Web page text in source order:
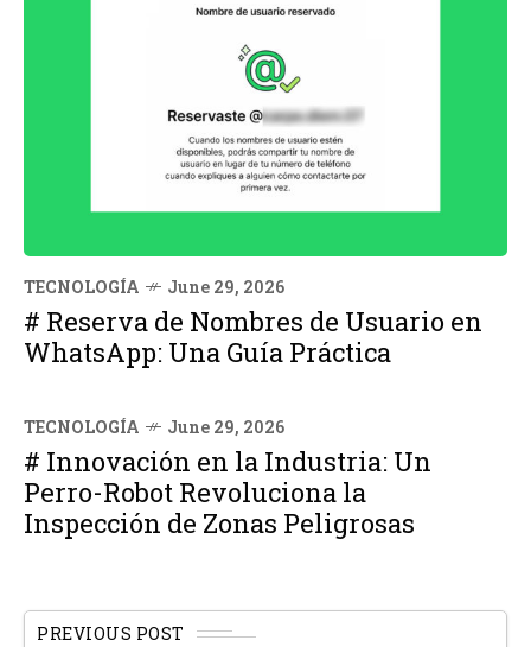
TECNOLOGÍA June 29, 2026
# Reserva de Nombres de Usuario en
WhatsApp: Una Guía Práctica
TECNOLOGÍA June 29, 2026
# Innovación en la Industria: Un
Perro-Robot Revoluciona la
Inspección de Zonas Peligrosas
PREVIOUS POST